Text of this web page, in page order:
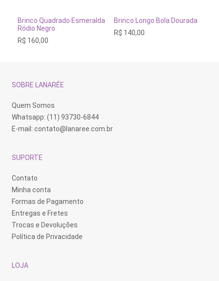
ADICIONAR AO CARRINHO
Brinco Quadrado Esmeralda
Ródio Negro
R$ 160,00
ADICIONAR AO
Brinco Longo Bola Dourada
R$ 140,00
SOBRE LANARÉE
Quem Somos
Whatsapp: (11) 93730-6844
E-mail: contato@lanaree.com.br
SUPORTE
Contato
Minha conta
Formas de Pagamento
Entregas e Fretes
Trocas e Devoluções
Política de Privacidade
LOJA